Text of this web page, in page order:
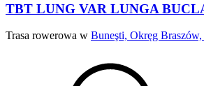
TBT LUNG VAR LUNGA
Trasa rowerowa w Buneşti, Okręg